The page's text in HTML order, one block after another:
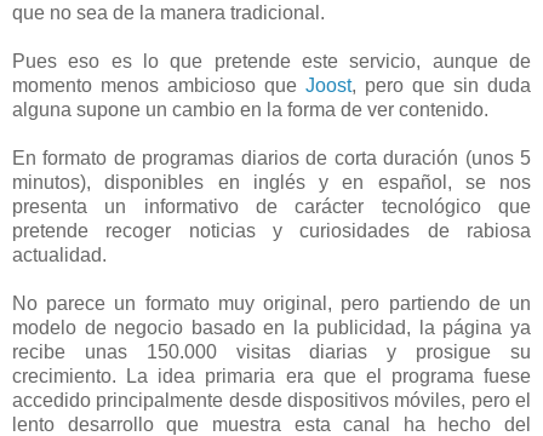
que no sea de la manera tradicional.
Pues eso es lo que pretende este servicio, aunque de
momento menos ambicioso que Joost, pero que sin duda
alguna supone un cambio en la forma de ver contenido.
En formato de programas diarios de corta duración (unos 5
minutos), disponibles en inglés y en español, se nos
presenta un informativo de carácter tecnológico que
pretende recoger noticias y curiosidades de rabiosa
actualidad.
No parece un formato muy original, pero partiendo de un
modelo de negocio basado en la publicidad, la página ya
recibe unas 150.000 visitas diarias y prosigue su
crecimiento. La idea primaria era que el programa fuese
accedido principalmente desde dispositivos móviles, pero el
lento desarrollo que muestra esta canal ha hecho del